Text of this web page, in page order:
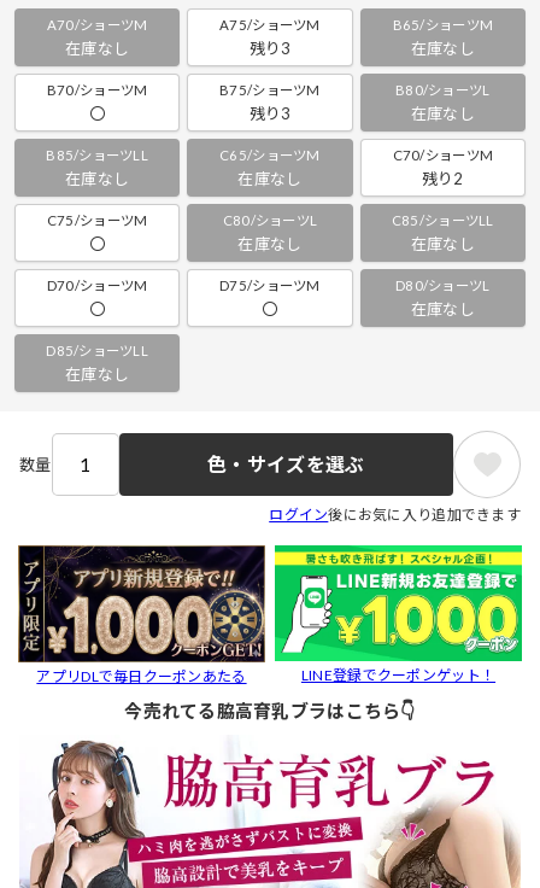
A70/ショーツM
在庫なし
A75/ショーツM
残り3
B65/ショーツM
在庫なし
B70/ショーツM
〇
B75/ショーツM
残り3
B80/ショーツL
在庫なし
B85/ショーツLL
在庫なし
C65/ショーツM
在庫なし
C70/ショーツM
残り2
C75/ショーツM
〇
C80/ショーツL
在庫なし
C85/ショーツLL
在庫なし
D70/ショーツM
〇
D75/ショーツM
〇
D80/ショーツL
在庫なし
D85/ショーツLL
在庫なし
数量 色・サイズを選ぶ
ログイン後にお気に入り追加できます
アプリDLで毎日クーポンあたる LINE登録でクーポンゲット！
今売れてる脇高育乳ブラはこちら👇